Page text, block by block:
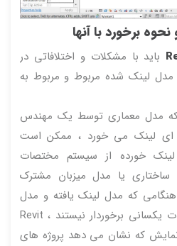
برخورد با آنها
باید با مشکلات و اختلافاتی در
لینک شده مربوط و مربوط به
که مدل معماری توسط یک مهندس
ای لینک می خورد ، ممکن است
خورده از سیستم مختصات
یا مدل میزبان مشترک
که مدل لینک یافته و مدل
میزبان از سیستم مختصات یکسانی برخوردار نیستند ، Revit
نمایش که نشان می دهد پروژه های